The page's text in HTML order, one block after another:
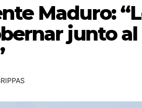
Maduro:
junto